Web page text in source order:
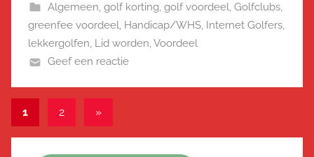
Algemeen, golf korting, golf voordeel, Golfclubs,
greenfee voordeel, Handicap/WHS, Internet Golfers,
lekkergolfen, Lid worden,Voordeel
Geef een reactie
Berichten
paginering
1 2
Volgende
berichten
»